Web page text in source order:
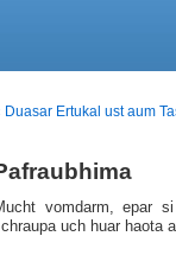
Duasar Ertukal ust aum
vomdarm, epar
uch huar haota